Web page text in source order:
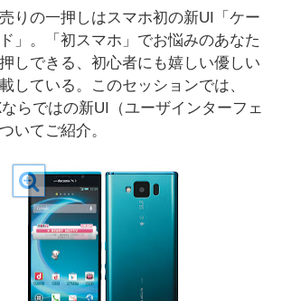
りの一押しはスマホ初の新UI「ケー
」。「初スマホ」でお悩みのあなた
しできる、初心者にも嬉しい優しい
している。このセッションでは、
らではの新UI（ユーザインターフェ
いてご紹介。